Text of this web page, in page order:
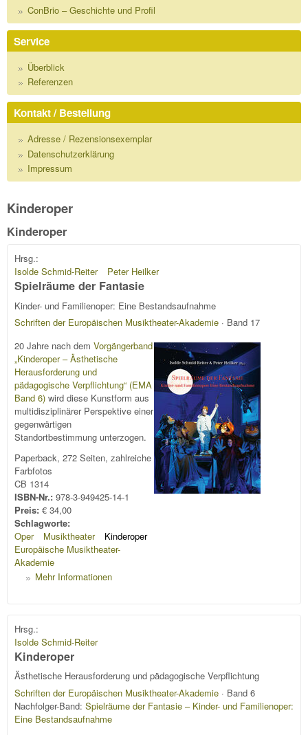
ConBrio – Geschichte und Profil
Service
Überblick
Referenzen
Kontakt / Bestellung
Adresse / Rezensionsexemplar
Datenschutzerklärung
Impressum
Kinderoper
Kinderoper
Hrsg.:
Isolde Schmid-Reiter
Peter Heilker
Spielräume der Fantasie
Kinder- und Familienoper: Eine Bestandsaufnahme
Schriften der Europäischen Musiktheater-Akademie · Band 17
20 Jahre nach dem Vorgängerband
„Kinderoper – Ästhetische
Herausforderung und
pädagogische Verpflichtung“ (EMA
Band 6) wird diese Kunstform aus
multidisziplinärer Perspektive einer
gegenwärtigen
Standortbestimmung unterzogen.
Paperback, 272 Seiten, zahlreiche
Farbfotos
CB 1314
ISBN-Nr.: 978-3-949425-14-1
Preis: € 34,00
Schlagworte:
Oper
Musiktheater
Kinderoper
Europäische Musiktheater-
Akademie
Mehr Informationen
Hrsg.:
Isolde Schmid-Reiter
Kinderoper
Ästhetische Herausforderung und pädagogische Verpflichtung
Schriften der Europäischen Musiktheater-Akademie · Band 6
Nachfolger-Band: Spielräume der Fantasie – Kinder- und Familienoper:
Eine Bestandsaufnahme